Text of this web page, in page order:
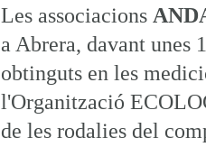
Les associacions
a Abrera, davant unes
obtinguts en les
l'Organització
de les rodalies del